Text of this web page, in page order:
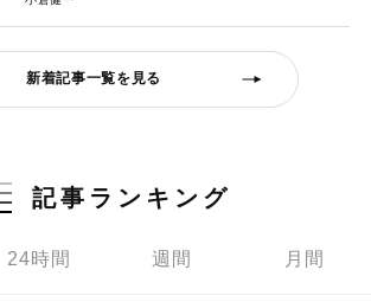
新着記事一覧を見る
記事ランキング
24時間 週間 月間